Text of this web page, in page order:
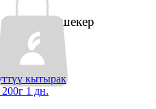
бай шекер
кытырак
1 дн.